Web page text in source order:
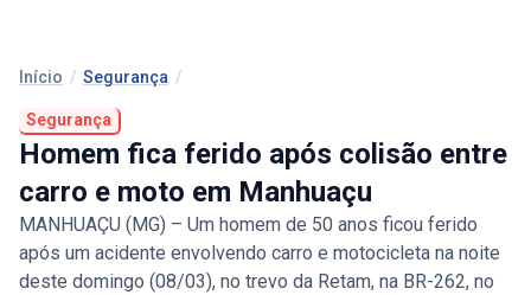
Início / Segurança /
Segurança
Homem fica ferido após colisão entre
carro e moto em Manhuaçu
MANHUAÇU (MG) – Um homem de 50 anos ficou ferido
após um acidente envolvendo carro e motocicleta na noite
deste domingo (08/03), no trevo da Retam, na BR-262, no